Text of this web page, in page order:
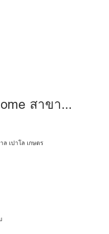
สาขา
เปาโล เกษตร